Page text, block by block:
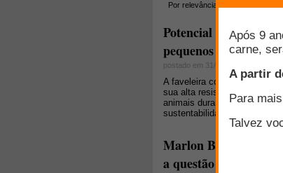
Por relevância
Potencial forrageiro
pequenos
postado em 31/08/2012
A faveleira constitui-se em
sua alta resistência à seca e
animais durante a estiagem,
sustentabilidade dos
Marlon Brisola: "o
a questão da